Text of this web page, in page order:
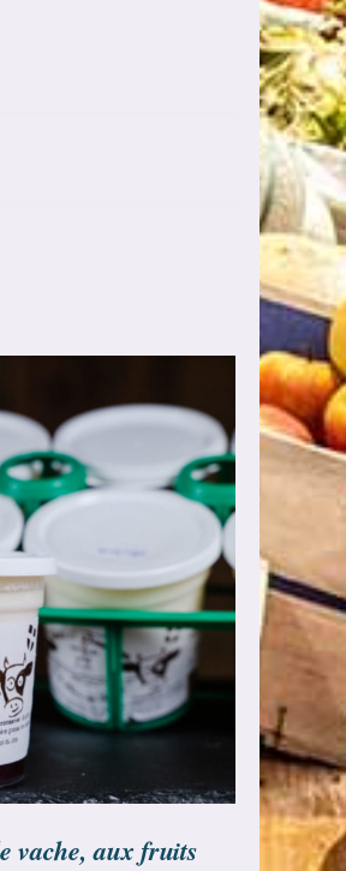
/ DÉTAILS
vache, aux fruits